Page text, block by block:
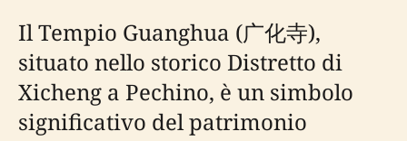
Il Tempio Guanghua (广化寺),
situato nello storico Distretto di
Xicheng a Pechino, è un simbolo
significativo del patrimonio